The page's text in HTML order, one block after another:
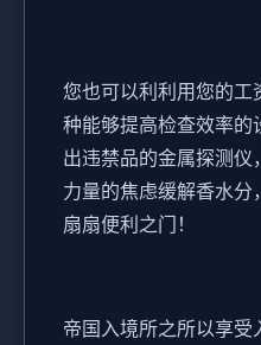
您也可以利利用您的工
种能够提高检查效率的
出违禁品的金属探测
力量的焦虑缓解香水
扇扇便利之门！
帝国入境所之所以享